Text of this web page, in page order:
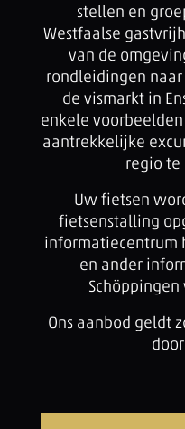
stellen en
Westfaalse
van de
rondleidingen
de vismarkt in
enkele
aantrekkelijke
regio te
Uw fietsen
fietsenstalling
informatiecentrum
en ander
Ons aanbod geldt